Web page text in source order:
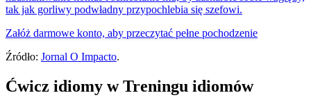
tak jak gorliwy podwładny przypochlebia się szefowi.
Załóż darmowe konto, aby przeczytać pełne pochodzenie
Źródło: Jornal O Impacto.
Ćwicz idiomy w Treningu idiomów